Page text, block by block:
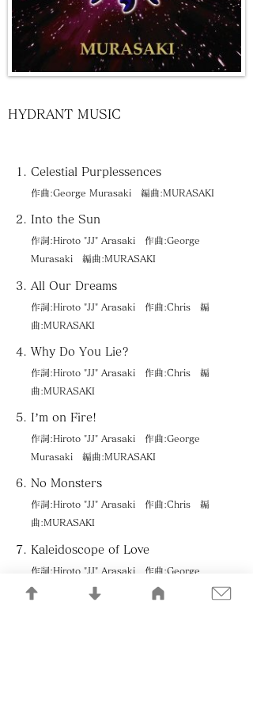
Celestial Purplessences
作曲:George Murasaki 編曲:MURASAKI
Into the Sun
作詞:Hiroto "JJ" Arasaki 作曲:George
Murasaki 編曲:MURASAKI
All Our Dreams
作詞:Hiroto "JJ" Arasaki 作曲:Chris 編
曲:MURASAKI
Why Do You Lie?
作詞:Hiroto "JJ" Arasaki 作曲:Chris 編
曲:MURASAKI
I’m on Fire!
作詞:Hiroto "JJ" Arasaki 作曲:George
Murasaki 編曲:MURASAKI
No Monsters
作詞:Hiroto "JJ" Arasaki 作曲:Chris 編
曲:MURASAKI
Kaleidoscope of Love
作詞:Hiroto "JJ" Arasaki 作曲:George
Murasaki 編曲:MURASAKI
HYDRANT MUSIC